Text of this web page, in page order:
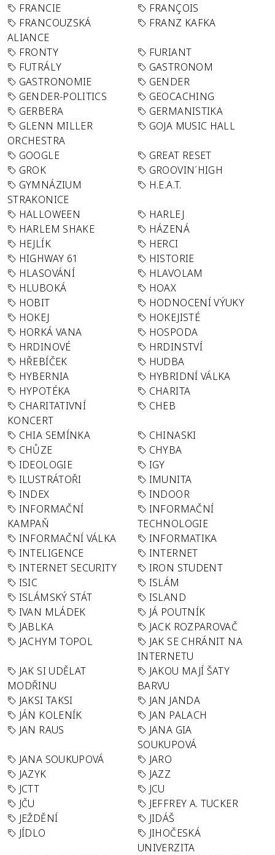
FRANCIE
FRANÇOIS
FRANCOUZSKÁ
ALIANCE
FRANZ KAFKA
FRONTY
FURIANT
FUTRÁLY
GASTRONOM
GASTRONOMIE
GENDER
GENDER-POLITICS
GEOCACHING
GERBERA
GERMANISTIKA
GLENN MILLER
ORCHESTRA
GOJA MUSIC HALL
GOOGLE
GREAT RESET
GROK
GROOVIN´HIGH
GYMNÁZIUM
STRAKONICE
H.E.A.T.
HALLOWEEN
HARLEJ
HARLEM SHAKE
HÁZENÁ
HEJLÍK
HERCI
HIGHWAY 61
HISTORIE
HLASOVÁNÍ
HLAVOLAM
HLUBOKÁ
HOAX
HOBIT
HODNOCENÍ VÝUKY
HOKEJ
HOKEJISTÉ
HORKÁ VANA
HOSPODA
HRDINOVÉ
HRDINSTVÍ
HŘEBÍČEK
HUDBA
HYBERNIA
HYBRIDNÍ VÁLKA
HYPOTÉKA
CHARITA
CHARITATIVNÍ
KONCERT
CHEB
CHIA SEMÍNKA
CHINASKI
CHŮZE
CHYBA
IDEOLOGIE
IGY
ILUSTRÁTOŘI
IMUNITA
INDEX
INDOOR
INFORMAČNÍ
KAMPAŇ
INFORMAČNÍ
TECHNOLOGIE
INFORMAČNÍ VÁLKA
INFORMATIKA
INTELIGENCE
INTERNET
INTERNET SECURITY
IRON STUDENT
ISIC
ISLÁM
ISLÁMSKÝ STÁT
ISLAND
IVAN MLÁDEK
JÁ POUTNÍK
JABLKA
JACK ROZPAROVAČ
JACHYM TOPOL
JAK SE CHRÁNIT NA
INTERNETU
JAK SI UDĚLAT
MODŘINU
JAKOU MAJÍ ŠATY
BARVU
JAKSI TAKSI
JAN JANDA
JÁN KOLENÍK
JAN PALACH
JAN RAUS
JANA GIA
SOUKUPOVÁ
JANA SOUKUPOVÁ
JARO
JAZYK
JAZZ
JCTT
JCU
JČU
JEFFREY A. TUCKER
JEŽDĚNÍ
JIDÁŠ
JÍDLO
JIHOČESKÁ
UNIVERZITA